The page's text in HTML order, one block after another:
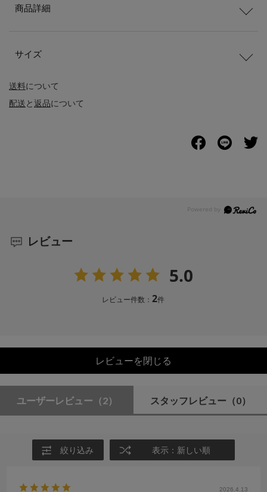
送料について
配送と返品について
商品詳細
サイズ
レビュー
5.0
レビュー件数：2件
レビューを閉じる
ユーザーレビュー （2） スタッフレビュー （0）
絞り込み 表示：新しい順
2026.4.13